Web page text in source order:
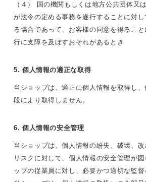
（４） 国の機関もしくは地方公共団体又
が法令の定める事務を遂行することに対
る場合であって、お客様の同意を得るこ
行に支障を及ぼすおそれがあるとき
5. 個人情報の適正な取得
当ショップは、適正に個人情報を取得し
段により取得しません。
6. 個人情報の安全管理
当ショップは、個人情報の紛失、破壊、
リスクに対して、個人情報の安全管理が
ップの従業員に対し、必要かつ適切な監督